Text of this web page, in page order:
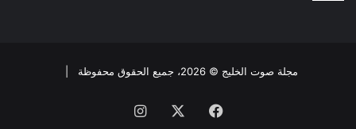
مجلة صوت الخليج © 2026، جميع الحقوق محفوظة |
فيسبوك انستقرام